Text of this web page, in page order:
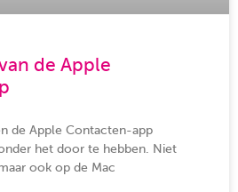
de Apple
de Apple Contacten-app
het door te hebben. Niet
ook op de Mac